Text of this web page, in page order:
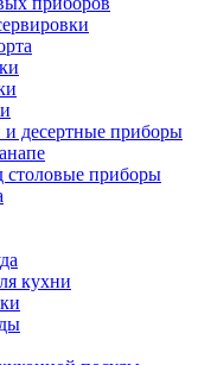
десертные приборы
столовые приборы
кухни